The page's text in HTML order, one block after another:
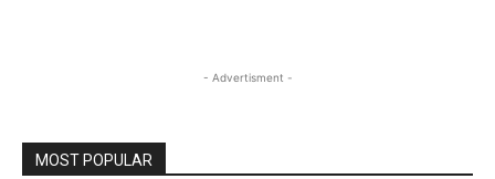
- Advertisment -
MOST POPULAR